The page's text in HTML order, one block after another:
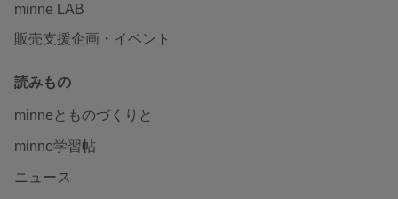
minne LAB
販売支援企画・イベント
読みもの
minneとものづくりと
minne学習帖
ニュース